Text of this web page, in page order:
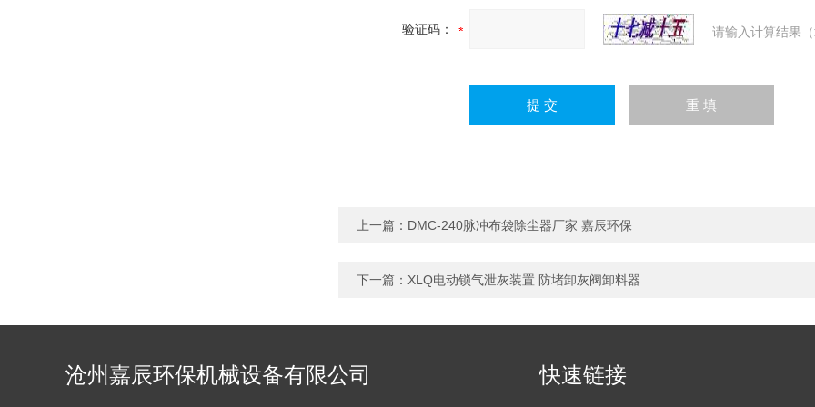
验证码： 请输入计算结果
上一篇： DMC-240脉冲布袋除尘器厂家 嘉辰环保
下一篇： XLQ电动锁气泄灰装置 防堵卸灰阀卸料器
沧州嘉辰环保机械设备有限公司 快速链接